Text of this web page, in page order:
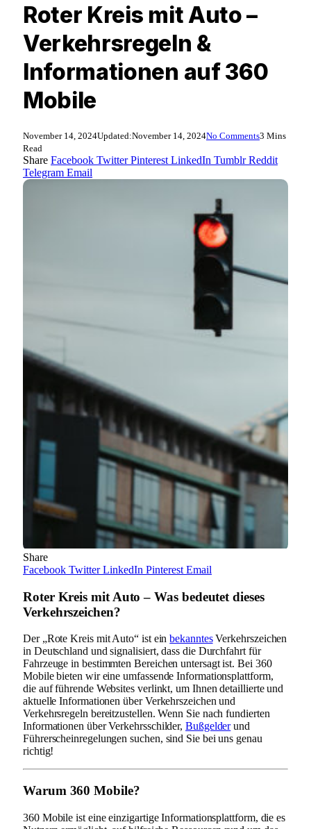
Roter Kreis mit Auto –
Verkehrsregeln &
Informationen auf 360
Mobile
November 14, 2024Updated:November 14, 2024No Comments3 Mins
Read
Share Facebook Twitter Pinterest LinkedIn Tumblr Reddit
Telegram Email
Share
Facebook Twitter LinkedIn Pinterest Email
Roter Kreis mit Auto – Was bedeutet dieses
Verkehrszeichen?
Der „Rote Kreis mit Auto“ ist einbekanntesVerkehrszeichen
in Deutschland und signalisiert, dass die Durchfahrt für
Fahrzeuge in bestimmten Bereichen untersagt ist. Bei 360
Mobile bieten wir eine umfassende Informationsplattform,
die auf führende Websites verlinkt, um Ihnen detaillierte und
aktuelle Informationen über Verkehrszeichen und
Verkehrsregeln bereitzustellen. Wenn Sie nach fundierten
Informationen über Verkehrsschilder,Bußgelderund
Führerscheinregelungen suchen, sind Sie bei uns genau
richtig!
Warum 360 Mobile?
360 Mobile ist eine einzigartige Informationsplattform, die es